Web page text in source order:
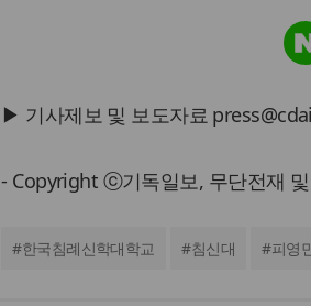
▶ 기사제보 및 보도자료
- Copyright ⓒ기독일보, 무단전재 및
#한국침례신학대학교 #침신대 #피영